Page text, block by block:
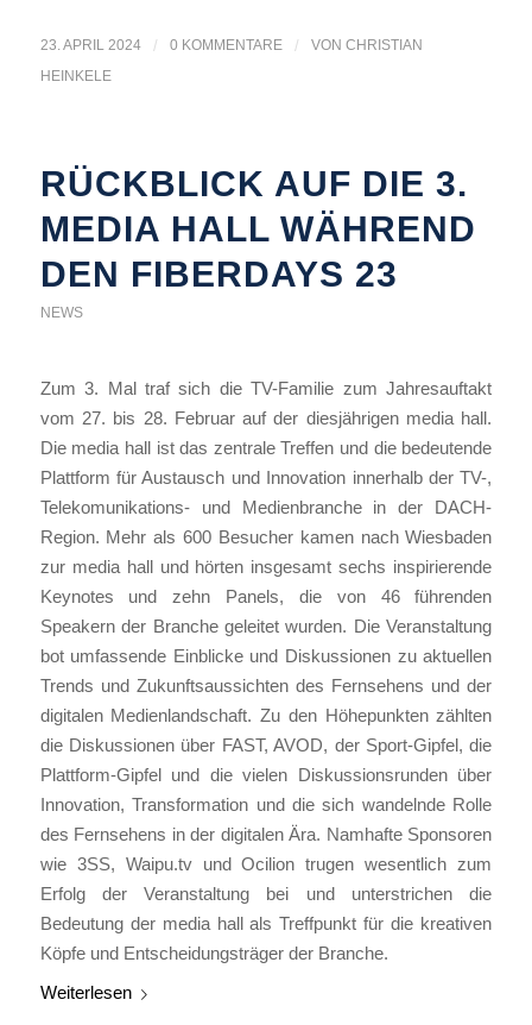
23. APRIL 2024 / 0 KOMMENTARE / VON CHRISTIAN
HEINKELE
RÜCKBLICK AUF DIE 3.
MEDIA HALL WÄHREND
DEN FIBERDAYS 23
NEWS
Zum 3. Mal traf sich die TV-Familie zum Jahresauftakt
vom 27. bis 28. Februar auf der diesjährigen media hall.
Die media hall ist das zentrale Treffen und die bedeutende
Plattform für Austausch und Innovation innerhalb der TV-,
Telekomunikations- und Medienbranche in der DACH-
Region. Mehr als 600 Besucher kamen nach Wiesbaden
zur media hall und hörten insgesamt sechs inspirierende
Keynotes und zehn Panels, die von 46 führenden
Speakern der Branche geleitet wurden. Die Veranstaltung
bot umfassende Einblicke und Diskussionen zu aktuellen
Trends und Zukunftsaussichten des Fernsehens und der
digitalen Medienlandschaft. Zu den Höhepunkten zählten
die Diskussionen über FAST, AVOD, der Sport-Gipfel, die
Plattform-Gipfel und die vielen Diskussionsrunden über
Innovation, Transformation und die sich wandelnde Rolle
des Fernsehens in der digitalen Ära. Namhafte Sponsoren
wie 3SS, Waipu.tv und Ocilion trugen wesentlich zum
Erfolg der Veranstaltung bei und unterstrichen die
Bedeutung der media hall als Treffpunkt für die kreativen
Köpfe und Entscheidungsträger der Branche.
Weiterlesen